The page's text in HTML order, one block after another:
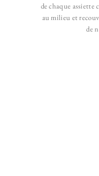
de chaque assiette
au milieu et
de